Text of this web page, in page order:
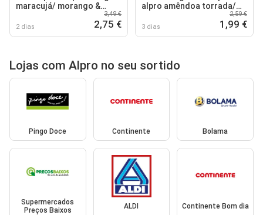
maracujá/ morango &
2 dias
3,49 €
2,75 €
alpro amêndoa torrada/
3 dias
2,59 €
1,99 €
Lojas com Alpro no seu sortido
Pingo Doce Continente Bolama
Supermercados
Preços Baixos
ALDI Continente Bom dia